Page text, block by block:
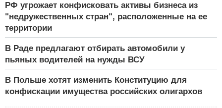
РФ угрожает конфисковать активы бизнеса из
"недружественных стран", расположенные на ее
территории
В Раде предлагают отбирать автомобили у
пьяных водителей на нужды ВСУ
В Польше хотят изменить Конституцию для
конфискации имущества российских олигархов